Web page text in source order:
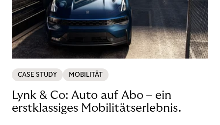
CASE STUDY MOBILITÄT
Lynk & Co: Auto auf Abo – ein
erstklassiges Mobilitätserlebnis.